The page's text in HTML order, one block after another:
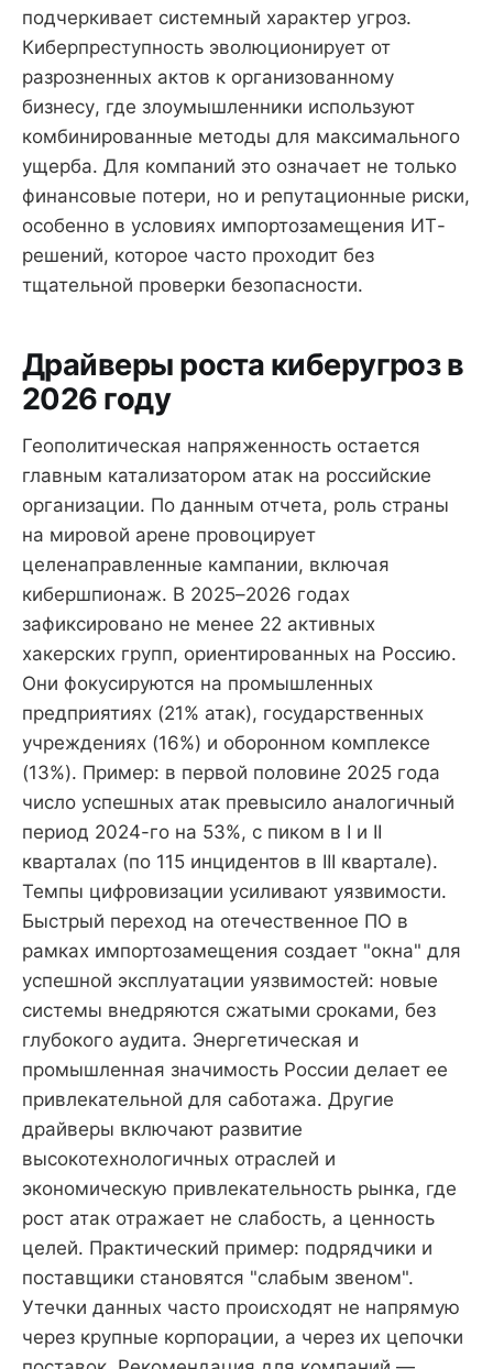
подчеркивает системный характер угроз.
Киберпреступность эволюционирует от
разрозненных актов к организованному
бизнесу, где злоумышленники используют
комбинированные методы для максимального
ущерба. Для компаний это означает не только
финансовые потери, но и репутационные риски,
особенно в условиях импортозамещения ИТ-
решений, которое часто проходит без
тщательной проверки безопасности.
Драйверы роста киберугроз в
2026 году
Геополитическая напряженность остается
главным катализатором атак на российские
организации. По данным отчета, роль страны
на мировой арене провоцирует
целенаправленные кампании, включая
кибершпионаж. В 2025–2026 годах
зафиксировано не менее 22 активных
хакерских групп, ориентированных на Россию.
Они фокусируются на промышленных
предприятиях (21% атак), государственных
учреждениях (16%) и оборонном комплексе
(13%). Пример: в первой половине 2025 года
число успешных атак превысило аналогичный
период 2024-го на 53%, с пиком в I и II
кварталах (по 115 инцидентов в III квартале).
Темпы цифровизации усиливают уязвимости.
Быстрый переход на отечественное ПО в
рамках импортозамещения создает "окна" для
успешной эксплуатации уязвимостей: новые
системы внедряются сжатыми сроками, без
глубокого аудита. Энергетическая и
промышленная значимость России делает ее
привлекательной для саботажа. Другие
драйверы включают развитие
высокотехнологичных отраслей и
экономическую привлекательность рынка, где
рост атак отражает не слабость, а ценность
целей. Практический пример: подрядчики и
поставщики становятся "слабым звеном".
Утечки данных часто происходят не напрямую
через крупные корпорации, а через их цепочки